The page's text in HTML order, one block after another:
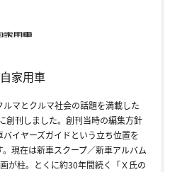
家用車
マとクルマ社会の話題を満載した
創刊しました。創刊当時の編集方針
イヤーズガイドという立ち位置を
現在は新車スクープ／新車アルバム
が柱。とくに約30年間続く「Ｘ氏の